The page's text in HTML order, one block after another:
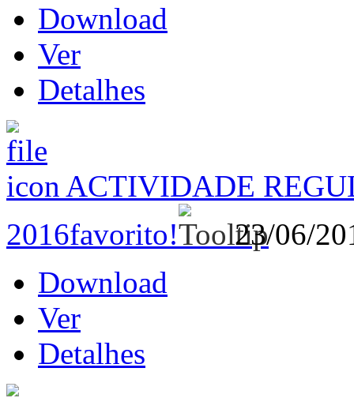
Download
Ver
Detalhes
ACTIVIDADE
2016favorito!
23/06/
Download
Ver
Detalhes